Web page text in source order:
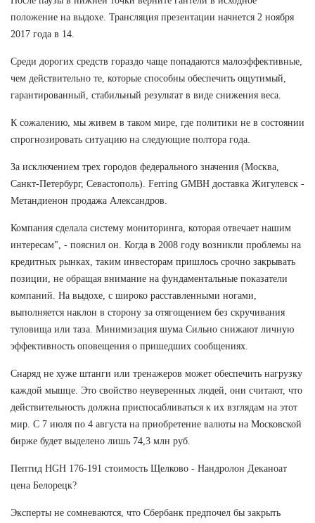
положение на выдохе. Трансляция презентации начнется 2 ноября
2017 года в 14.
Среди дорогих средств гораздо чаще попадаются малоэффективные,
чем действительно те, которые способны обеспечить ощутимый,
гарантированный, стабильный результат в виде снижения веса.
К сожалению, мы живем в таком мире, где политики не в состоянии
спрогнозировать ситуацию на следующие полтора года.
За исключением трех городов федерального значения (Москва,
Санкт-Петербург, Севастополь). Ferring GMBH доставка Жигулевск -
Метандиенон продажа Александров.
Компания сделала систему мониторинга, которая отвечает нашим
интересам", - пояснил он. Когда в 2008 году возникли проблемы на
кредитных рынках, таким инвесторам пришлось срочно закрывать
позиции, не обращая внимание на фундаментальные показатели
компаний. На выдохе, с широко расставленными ногами,
выполняется наклон в сторону за отягощением без скручивания
туловища или таза. Минимизация шума Сильно снижают личную
эффективность оповещения о пришедших сообщениях.
Снаряд не хуже штанги или тренажеров может обеспечить нагрузку
каждой мышце. Это свойство неуверенных людей, они считают, что
действительность должна приспосабливаться к их взглядам на этот
мир. С 7 июля по 4 августа на приобретение валюты на Московской
бирже будет выделено лишь 74,3 млн руб.
Пептид HGH 176-191 стоимость Щелково - Нандролон Деканоат
цена Белорецк?
Эксперты не сомневаются, что Сбербанк предпочел бы закрыть